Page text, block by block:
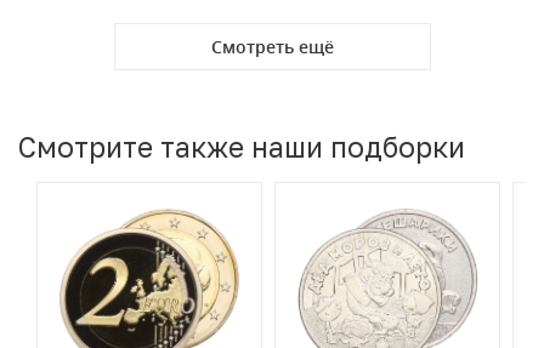
Смотреть ещё
Смотрите также наши подборки